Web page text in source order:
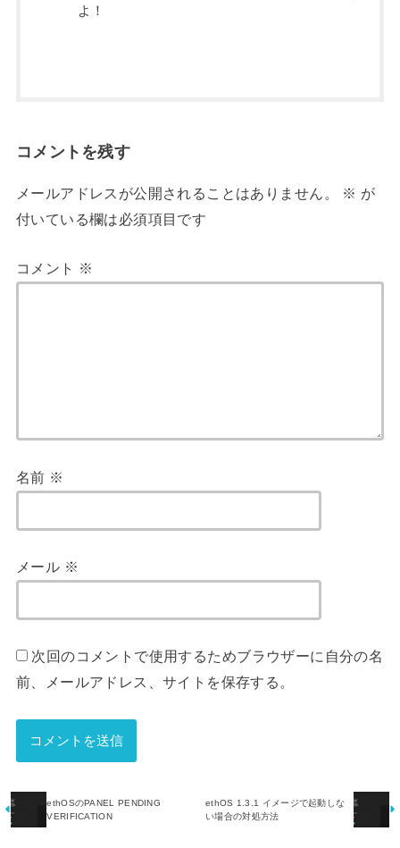
よ！
コメントを残す
メールアドレスが公開されることはありません。 ※ が
付いている欄は必須項目です
コメント ※
名前 ※
メール ※
次回のコメントで使用するためブラウザーに自分の名
前、メールアドレス、サイトを保存する。
ethOSのPANEL PENDING
VERIFICATION
ethOS 1.3.1 イメージで起動しな
い場合の対処方法